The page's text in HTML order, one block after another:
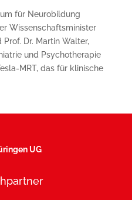
für Neurobildung
Wissenschaftsminister
Dr. Martin Walter,
und Psychotherapie
MRT, das für klinische
UG